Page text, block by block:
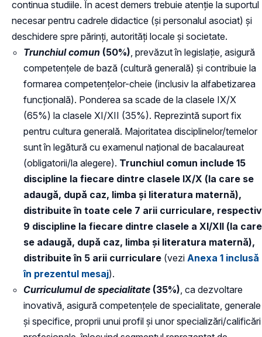
continua studiile. În acest demers trebuie atenție la suportul
necesar pentru cadrele didactice (și personalul asociat) și
deschidere spre părinți, autorități locale și societate.
Trunchiul comun (50%) , prevăzut în legislație, asigură
competențele de bază (cultură generală) și contribuie la
formarea competențelor-cheie (inclusiv la alfabetizarea
funcțională). Ponderea sa scade de la clasele IX/X
(65%) la clasele XI/XII (35%). Reprezintă suport fix
pentru cultura generală. Majoritatea disciplinelor/temelor
sunt în legătură cu examenul național de bacalaureat
(obligatorii/la alegere). Trunchiul comun include 15
discipline la fiecare dintre clasele IX/X (la care se
adaugă, după caz, limba și literatura maternă),
distribuite în toate cele 7 arii curriculare, respectiv
9 discipline la fiecare dintre clasele a XI/XII (la care
se adaugă, după caz, limba și literatura maternă),
distribuite în 5 arii curriculare (vezi Anexa 1 inclusă
în prezentul mesaj).
Curriculumul de specialitate (35%) , ca dezvoltare
inovativă, asigură competențele de specialitate, generale
și specifice, proprii unui profil și unor specializări/calificări